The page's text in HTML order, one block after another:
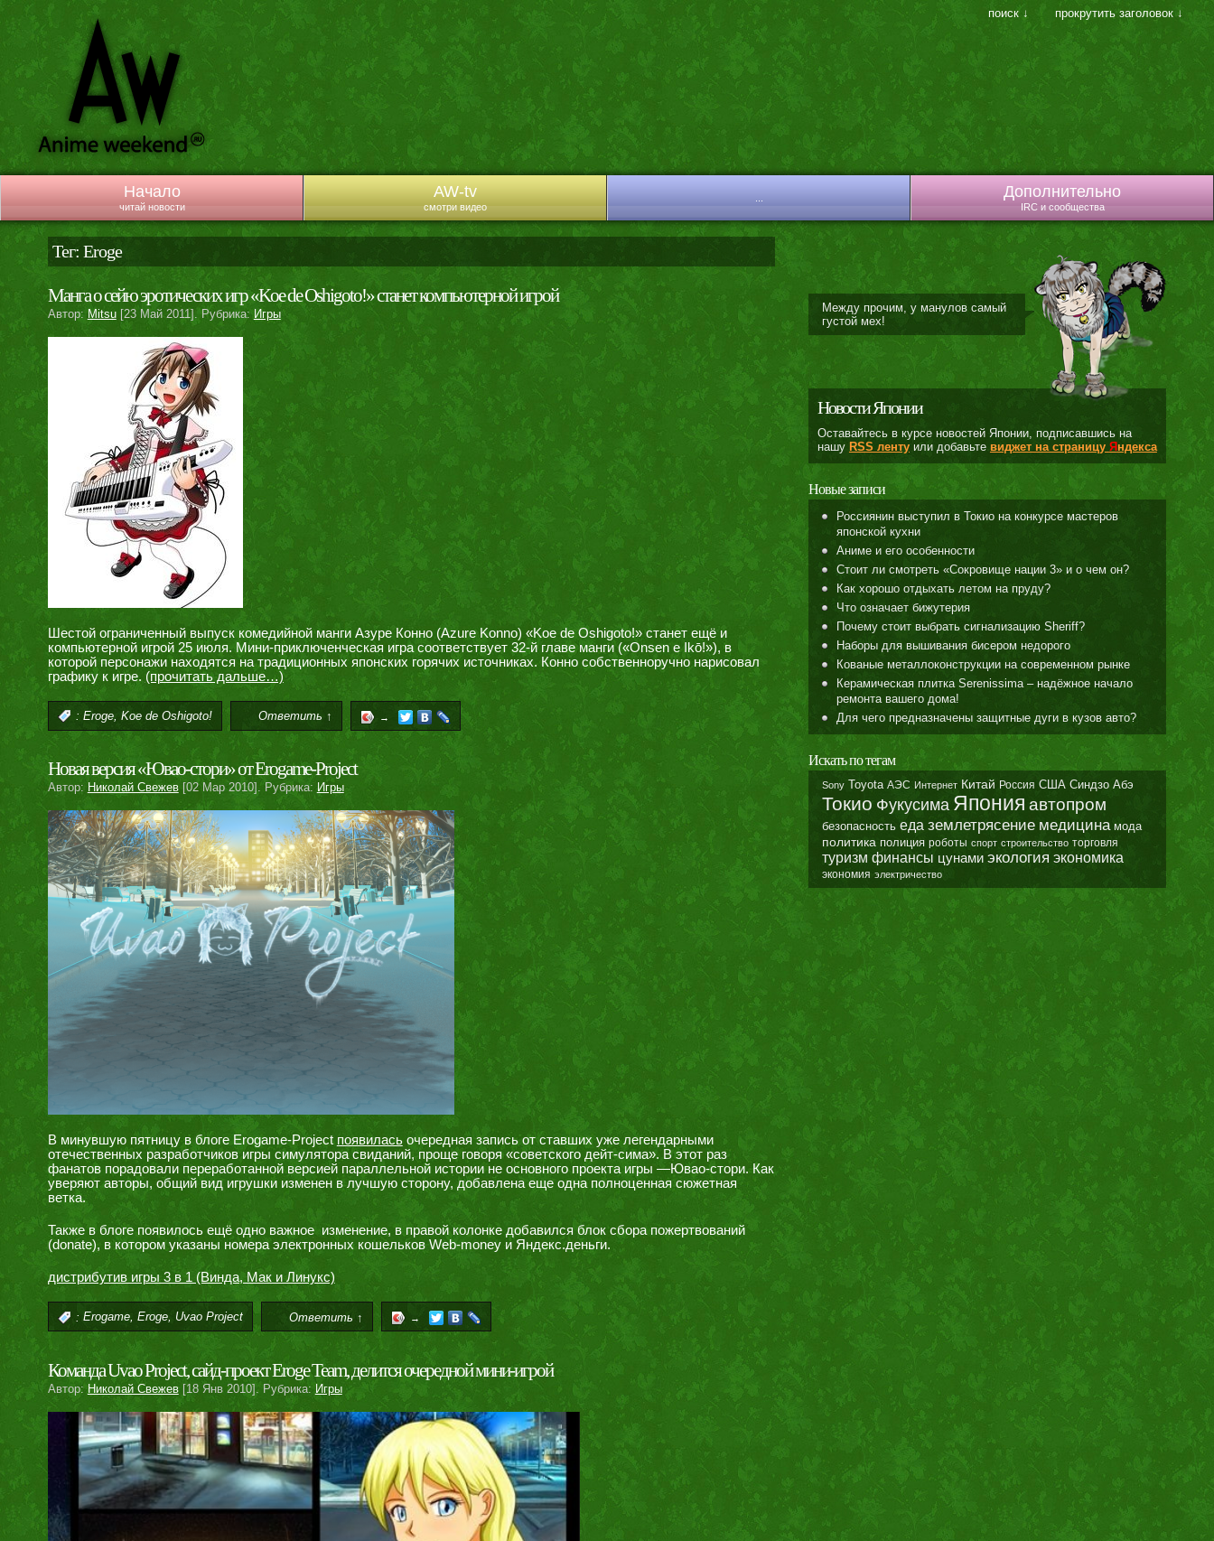
Начало
читай новости
AW-tv
смотри видео
Дополнительно
IRC и сообщества
поиск ↓ прокрутить заголовок ↓
Тег: Eroge
Манга о сейю эротических игр «Koe de Oshigoto!» станет компьютерной игрой
Автор: Mitsu[23 Май 2011]. Рубрика: Игры
Шестой ограниченный выпуск комедийной манги Азуре Конно (Azure Konno) «Koe de Oshigoto!» станет ещё и
компьютерной игрой 25 июля. Мини-приключенческая игра соответствует 32-й главе манги («Onsen e Ikō!»), в
которой персонажи находятся на традиционных японских горячих источниках. Конно собственноручно нарисовал
графику к игре. (прочитать дальше…)
: Eroge, Koe de Oshigoto! Ответить ↑ →
Новая версия «Ювао-стори» от Erogame-Project
Автор: Николай Свежев[02 Мар 2010]. Рубрика: Игры
В минувшую пятницу в блоге Erogame-Project появиласьочередная запись от ставших уже легендарными
отечественных разработчиков игры симулятора свиданий, проще говоря «советского дейт-сима». В этот раз
фанатов порадовали переработанной версией параллельной истории не основного проекта игры —Ювао-стори. Как
уверяют авторы, общий вид игрушки изменен в лучшую сторону, добавлена еще одна полноценная сюжетная
ветка.
Также в блоге появилось ещё одно важное изменение, в правой колонке добавился блок сбора пожертвований
(donate), в котором указаны номера электронных кошельков Web-money и Яндекс.деньги.
дистрибутив игры 3 в 1 (Винда, Мак и Линукс)
: Erogame, Eroge, Uvao Project Ответить ↑ →
Команда Uvao Project, сайд-проект Eroge Team, делится очередной мини-игрой
Автор: Николай Свежев[18 Янв 2010]. Рубрика: Игры
Между прочим, у манулов самый
густой мех!
Новости Японии
Оставайтесь в курсе новостей Японии, подписавшись на
нашу RSS лентуили добавьте виджет на страницу Яндекса
Новые записи
Россиянин выступил в Токио на конкурсе мастеров
японской кухни
Аниме и его особенности
Стоит ли смотреть «Сокровище нации 3» и о чем он?
Как хорошо отдыхать летом на пруду?
Что означает бижутерия
Почему стоит выбрать сигнализацию Sheriff?
Наборы для вышивания бисером недорого
Кованые металлоконструкции на современном рынке
Керамическая плитка Serenissima – надёжное начало
ремонта вашего дома!
Для чего предназначены защитные дуги в кузов авто?
Искать по тегам
Sony Toyota АЭС Интернет Китай Россия США Синдзо Абэ
Токио Фукусима Япония автопром
безопасность еда землетрясение медицина мода
политика полиция роботы спорт строительство торговля
туризм финансы цунами экология экономика
экономия электричество